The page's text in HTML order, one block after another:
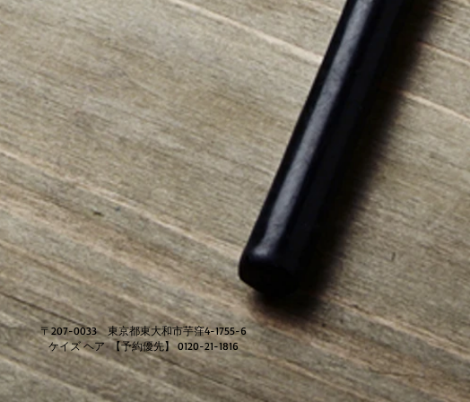
〒207-0033 東京都東大和市芋窪4-1755-6
ケイズ ヘア ​ 【予約優先】 0120-21-1816